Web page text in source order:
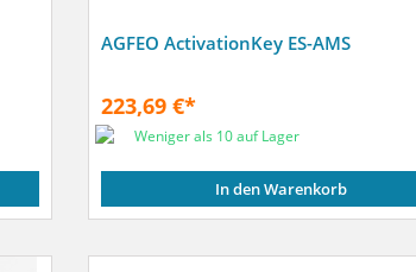
AGFEO ActivationKey ES-AMS
223,69 €*
Weniger als 10 auf Lager
In den Warenkorb